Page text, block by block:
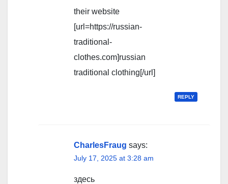
their website
[url=https://russian-
traditional-
clothes.com]russian
traditional clothing[/url]
REPLY
CharlesFraug says:
July 17, 2025 at 3:28 am
здесь